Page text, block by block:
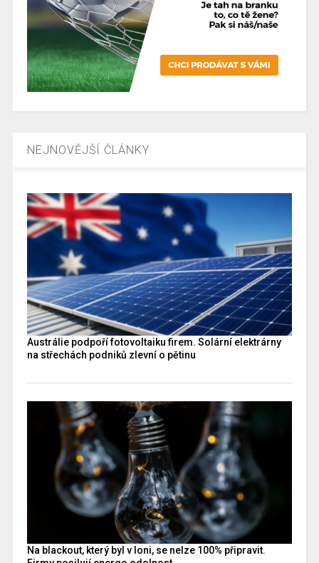
NEJNOVĚJŠÍ ČLÁNKY
Austrálie podpoří fotovoltaiku firem. Solární elektrárny
na střechách podniků zlevní o pětinu
Na blackout, který byl v loni, se nelze 100% připravit.